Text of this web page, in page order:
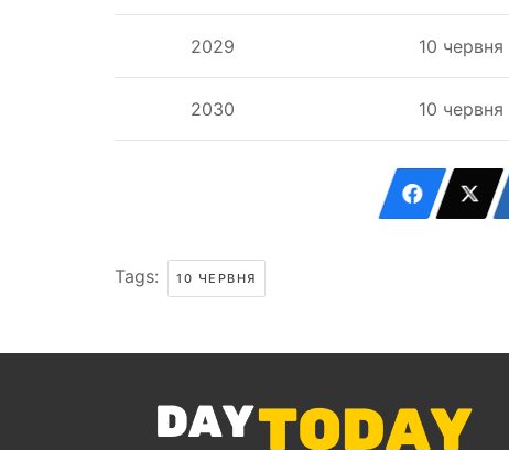
2029 10 червня
2030 10 червня
Tags: 10 ЧЕРВНЯ